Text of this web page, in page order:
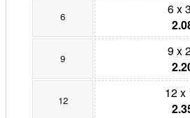
6
6 x
9
9 x
12
12 x